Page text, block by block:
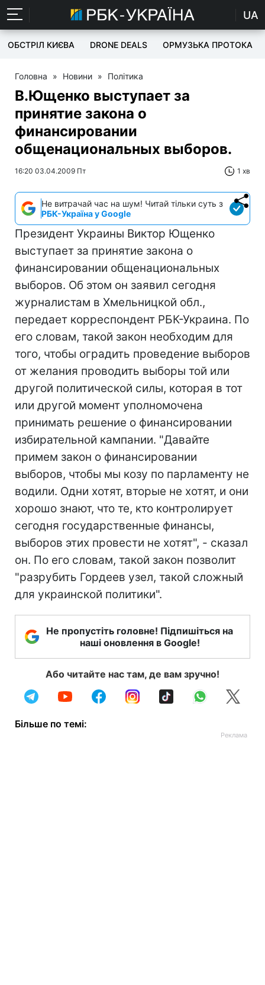
UA
ОБСТРІЛ КИЄВА DRONE DEALS ОРМУЗЬКА ПРОТОКА
Головна » Новини » Політика
В.Ющенко выступает за
принятие закона о
финансировании
общенациональных выборов.
16:20 03.04.2009 Пт 1 хв
Не витрачай час на шум! Читай тільки суть з
РБК-Україна у Google
Президент Украины Виктор Ющенко
выступает за принятие закона о
финансировании общенациональных
выборов. Об этом он заявил сегодня
журналистам в Хмельницкой обл.,
передает корреспондент РБК-Украина. По
его словам, такой закон необходим для
того, чтобы оградить проведение выборов
от желания проводить выборы той или
другой политической силы, которая в тот
или другой момент уполномочена
принимать решение о финансировании
избирательной кампании. "Давайте
примем закон о финансировании
выборов, чтобы мы козу по парламенту не
водили. Одни хотят, вторые не хотят, и они
хорошо знают, что те, кто контролирует
сегодня государственные финансы,
выборов этих провести не хотят", - сказал
он. По его словам, такой закон позволит
"разрубить Гордеев узел, такой сложный
для украинской политики".
Не пропустіть головне! Підпишіться на
наші оновлення в Google!
Або читайте нас там, де вам зручно!
Більше по темі: